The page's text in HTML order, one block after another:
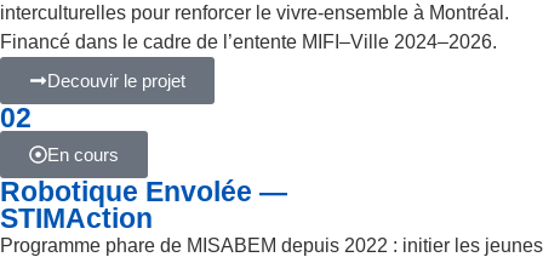
interculturelles pour renforcer le vivre-ensemble à Montréal.
Financé dans le cadre de l’entente MIFI–Ville 2024–2026.
Decouvir le projet
02
En cours
Robotique Envolée —
STIMAction
Programme phare de MISABEM depuis 2022 : initier les jeunes